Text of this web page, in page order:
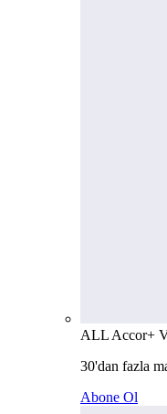
ALL Accor+
30'dan fazla
Abone Ol